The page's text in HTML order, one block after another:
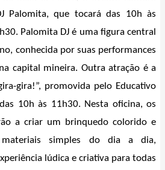
Palomita, que tocará das 10h às
Palomita DJ é uma figura central
conhecida por suas performances
capital mineira. Outra atração é a
gira!”, promovida pelo Educativo
10h às 11h30. Nesta oficina, os
a criar um brinquedo colorido e
materiais simples do dia a dia,
lúdica e criativa para todas